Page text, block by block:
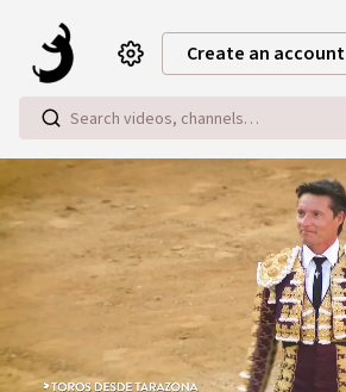
Create an account